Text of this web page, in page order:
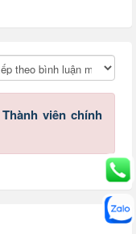
Thành viên chính